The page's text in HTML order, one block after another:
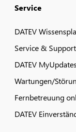
Service
DATEV
Service & Support
DATEV MyUpdates
Wartungen/
Fernbetreuung
DATEV